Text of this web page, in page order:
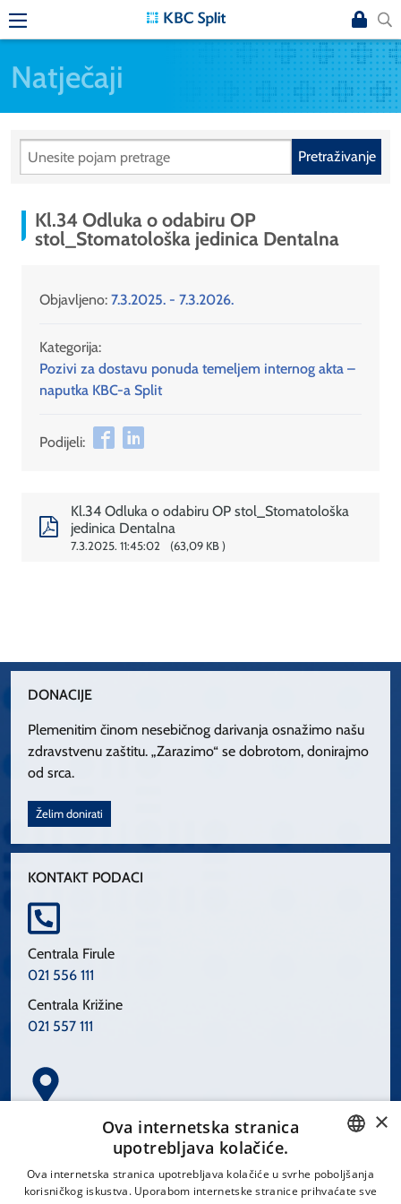
Natječaji
Pretraživanje
Kl.34 Odluka o odabiru OP
stol_Stomatološka jedinica Dentalna
Objavljeno: 7.3.2025. - 7.3.2026.
Kategorija:
Pozivi za dostavu ponuda temeljem internog akta –
naputka KBC-a Split
Podijeli:
Kl.34 Odluka o odabiru OP stol_Stomatološka
jedinica Dentalna
7.3.2025. 11:45:02 63,09 KB
DONACIJE
Plemenitim činom nesebičnog darivanja osnažimo našu
zdravstvenu zaštitu. „Zarazimo“ se dobrotom, donirajmo
od srca.
Želim donirati
KONTAKT PODACI
Centrala Firule
021 556 111
Centrala Križine
021 557 111
Spinčićeva 1, 21000 Split
CROATIAN
×
Ova internetska stranica
upotrebljava kolačiće.
Ova internetska stranica upotrebljava kolačiće u svrhe poboljšanja
korisničkog iskustva. Uporabom internetske stranice prihvaćate sve